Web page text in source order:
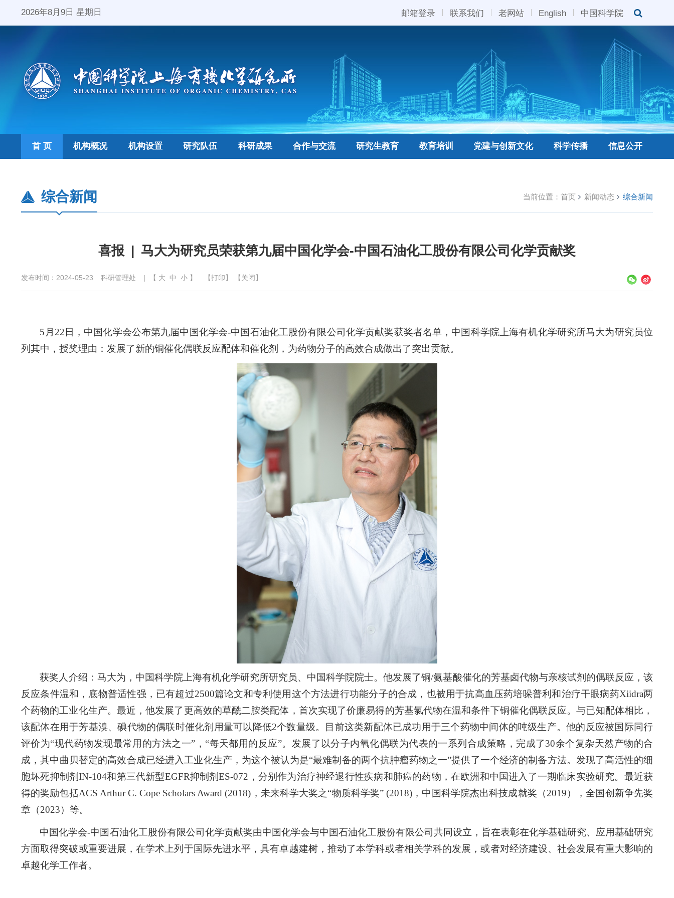
2026年8月9日 星期日 邮箱登录 联系我们 老网站 English 中国科学院
首 页 机构概况 机构设置 研究队伍 科研成果 合作与交流 研究生教育 教育培训 党建与创新文化 科学传播 信息公开
当前位置： 首页 新闻动态 综合新闻
综合新闻
喜报 | 马大为研究员荣获第九届中国化学会-中国石油化工股份有限公司化学贡献奖
发布时间：2024-05-23 科研管理处 | 【 大 中 小 】 【打印】 【关闭】
5月22日，中国化学会公布第九届中国化学会-中国石油化工股份有限公司化学贡献奖获奖者名单，中国科学院上海有机化学研究所马大为研究员位
列其中，授奖理由：发展了新的铜催化偶联反应配体和催化剂，为药物分子的高效合成做出了突出贡献。
获奖人介绍：马大为，中国科学院上海有机化学研究所研究员、中国科学院院士。他发展了铜/氨基酸催化的芳基卤代物与亲核试剂的偶联反应，该
反应条件温和，底物普适性强，已有超过2500篇论文和专利使用这个方法进行功能分子的合成，也被用于抗高血压药培哚普利和治疗干眼病药Xiidra两
个药物的工业化生产。最近，他发展了更高效的草酰二胺类配体，首次实现了价廉易得的芳基氯代物在温和条件下铜催化偶联反应。与已知配体相比，
该配体在用于芳基溴、碘代物的偶联时催化剂用量可以降低2个数量级。目前这类新配体已成功用于三个药物中间体的吨级生产。他的反应被国际同行
评价为“现代药物发现最常用的方法之一”，“每天都用的反应”。发展了以分子内氧化偶联为代表的一系列合成策略，完成了30余个复杂天然产物的合
成，其中曲贝替定的高效合成已经进入工业化生产，为这个被认为是“最难制备的两个抗肿瘤药物之一”提供了一个经济的制备方法。发现了高活性的细
胞坏死抑制剂IN-104和第三代新型EGFR抑制剂ES-072，分别作为治疗神经退行性疾病和肺癌的药物，在欧洲和中国进入了一期临床实验研究。最近获
得的奖励包括ACS Arthur C. Cope Scholars Award (2018)，未来科学大奖之“物质科学奖” (2018)，中国科学院杰出科技成就奖（2019），全国创新争先奖
章（2023）等。
中国化学会-中国石油化工股份有限公司化学贡献奖由中国化学会与中国石油化工股份有限公司共同设立，旨在表彰在化学基础研究、应用基础研究
方面取得突破或重要进展，在学术上列于国际先进水平，具有卓越建树，推动了本学科或者相关学科的发展，或者对经济建设、社会发展有重大影响的
卓越化学工作者。